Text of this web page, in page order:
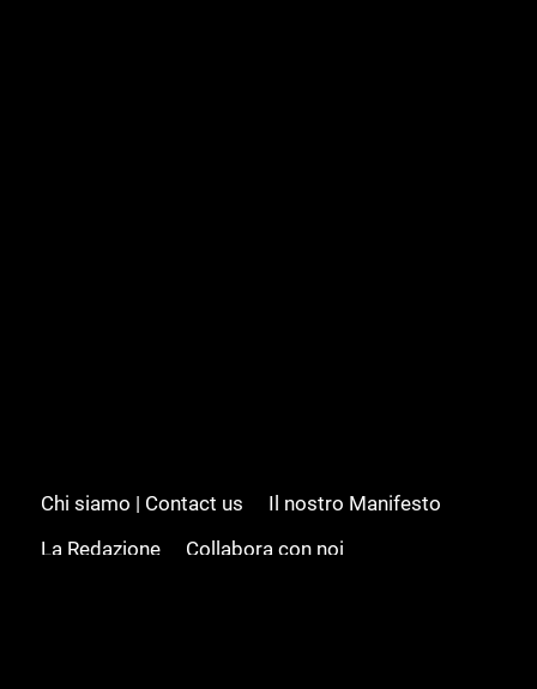
Chi siamo | Contact us
Il nostro Manifesto
La Redazione
Collabora con noi